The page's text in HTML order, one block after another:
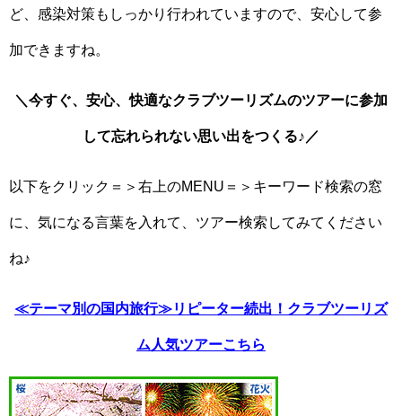
ど、感染対策もしっかり行われていますので、安心して参
加できますね。
＼今すぐ、安心、快適なクラブツーリズムのツアーに参加
して忘れられない思い出をつくる♪／
以下をクリック＝＞右上のMENU＝＞キーワード検索の窓
に、気になる言葉を入れて、ツアー検索してみてください
ね♪
≪テーマ別の国内旅行≫リピーター続出！クラブツーリズ
ム人気ツアーこちら